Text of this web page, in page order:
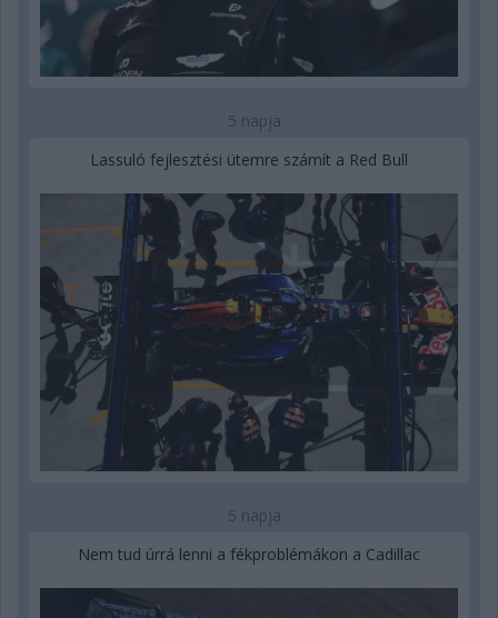
5 napja
Lassuló fejlesztési ütemre számít a Red Bull
5 napja
Nem tud úrrá lenni a fékproblémákon a Cadillac